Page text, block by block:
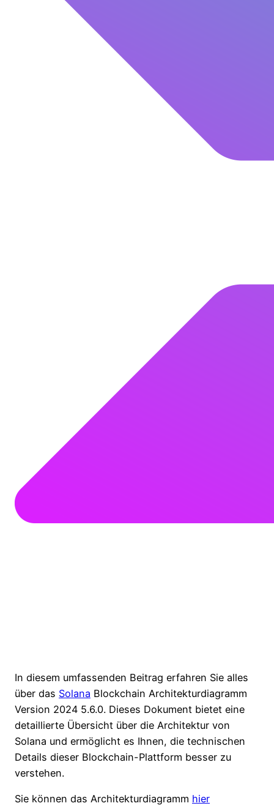
In diesem umfassenden Beitrag erfahren Sie alles
über das Solana Blockchain Architekturdiagramm
Version 2024 5.6.0. Dieses Dokument bietet eine
detaillierte Übersicht über die Architektur von
Solana und ermöglicht es Ihnen, die technischen
Details dieser Blockchain-Plattform besser zu
verstehen.
Sie können das Architekturdiagramm hier